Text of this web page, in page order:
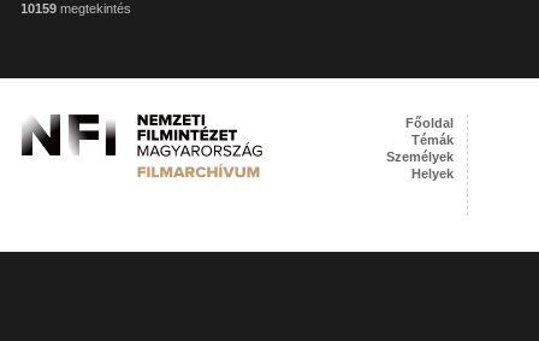
10159 megtekintés
Főoldal
Témák
Személyek
Helyek